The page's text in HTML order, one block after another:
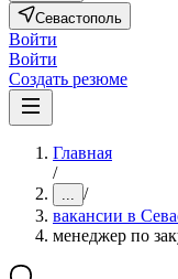
Севастополь
Войти
Войти
Создать резюме
Главная
/
... /
вакансии в
менеджер по